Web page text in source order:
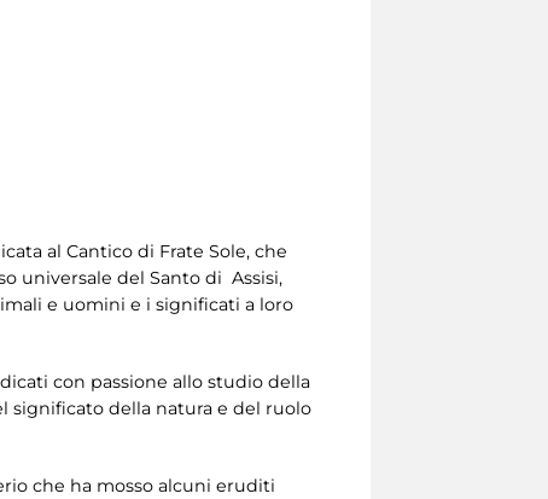
al Cantico di Frate Sole, che
universale del Santo di Assisi,
e uomini e i significati a loro
con passione allo studio della
significato della natura e del ruolo
che ha mosso alcuni eruditi